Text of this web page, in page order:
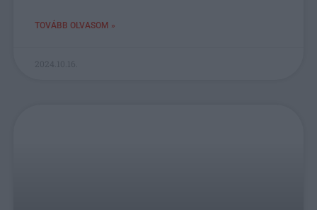
TOVÁBB OLVASOM »